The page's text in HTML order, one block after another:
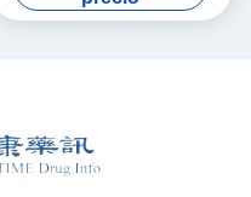
trombocitopenia